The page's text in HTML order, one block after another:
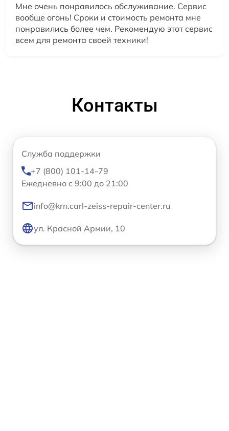
Мне очень понравилось обслуживание. Сервис
вообще огонь! Сроки и стоимость ремонта мне
понравились более чем. Рекомендую этот сервис
всем для ремонта своей техники!
Контакты
Служба поддержки
+7 (800) 101-14-79
Ежедневно с 9:00 до 21:00
info@krn.carl-zeiss-repair-center.ru
ул. Красной Армии, 10